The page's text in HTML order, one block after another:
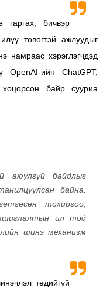
бичвэр
төвөгтэй ажлуудыг
намраас хэрэглэгчдэд
OpenAI-ийн ChatGPT,
байр сууриа
аюулгүй байдлыг
байна.
тохиргоо,
ил тод
шинэ механизм
төдийгүй